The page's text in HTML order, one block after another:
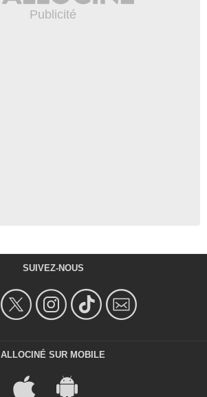
SUIVEZ-NOUS
ALLOCINÉ SUR MOBILE